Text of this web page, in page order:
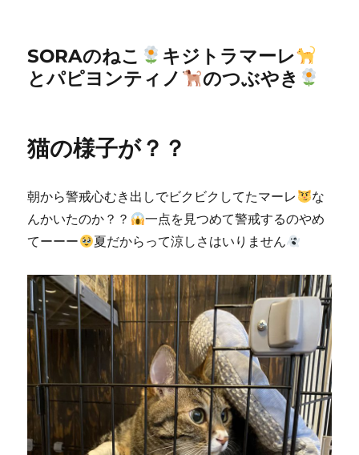
SORAのねこ
キジトラマーレ
とパピヨンティノ
のつぶやき
猫の様子が？？
朝から警戒心むき出しでビクビクしてたマーレ
な
んかいたのか？？
一点を見つめて警戒するのやめ
てーーー
夏だからって涼しさはいりません